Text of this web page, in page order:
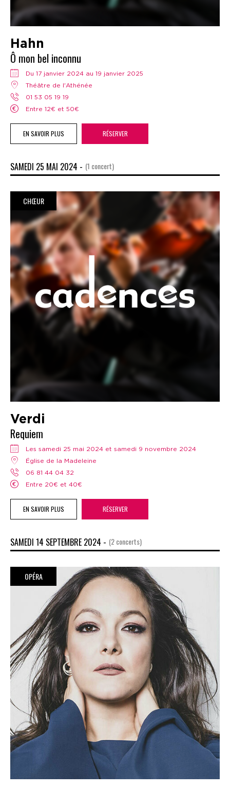
Hahn
Ô mon bel inconnu
Du 17 janvier 2024 au 19 janvier 2025
Théâtre de l'Athénée
01 53 05 19 19
Entre 12€ et 50€
EN SAVOIR PLUS RÉSERVER
SAMEDI 25 MAI 2024 - (1 concert)
CHŒUR
Verdi
Requiem
Les samedi 25 mai 2024 et samedi 9 novembre 2024
Église de la Madeleine
06 81 44 04 32
Entre 20€ et 40€
EN SAVOIR PLUS RÉSERVER
SAMEDI 14 SEPTEMBRE 2024 - (2 concerts)
OPÉRA